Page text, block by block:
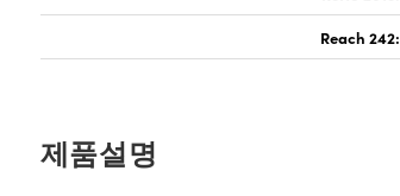
Reach 242:
제품설명